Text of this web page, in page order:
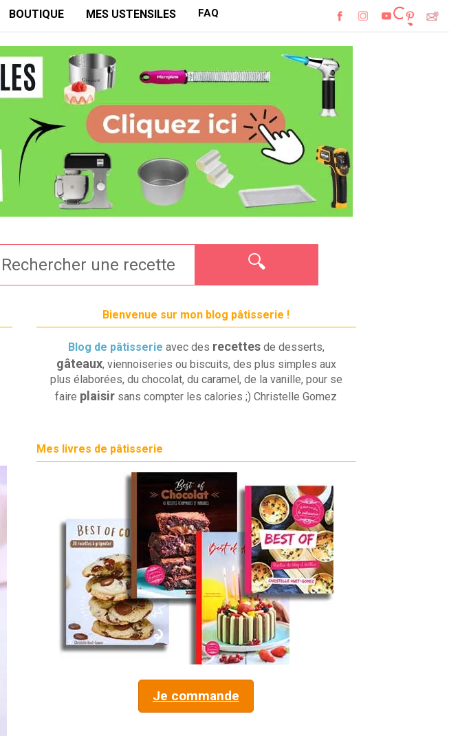
BOUTIQUE MES USTENSILES FAQ
🔍
Bienvenue sur mon blog pâtisserie !
Blog de pâtisserie avec des recettes de desserts,
gâteaux, viennoiseries ou biscuits, des plus simples aux
plus élaborées, du chocolat, du caramel, de la vanille, pour se
faire plaisir sans compter les calories ;) Christelle Gomez
Mes livres de pâtisserie
Je commande